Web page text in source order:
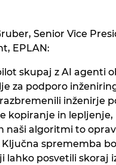
Senior Vice
EPLAN:
skupaj z AI agenti
za podporo
inženirje
kopiranje in
naši algoritmi to
Ključna sprememba
lahko posvetili skoraj